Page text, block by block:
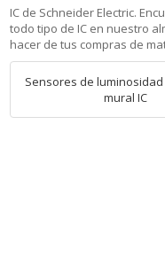
IC de Schneider Electric.
todo tipo de IC en nuestro
hacer de tus compras de
Sensores de
mural IC